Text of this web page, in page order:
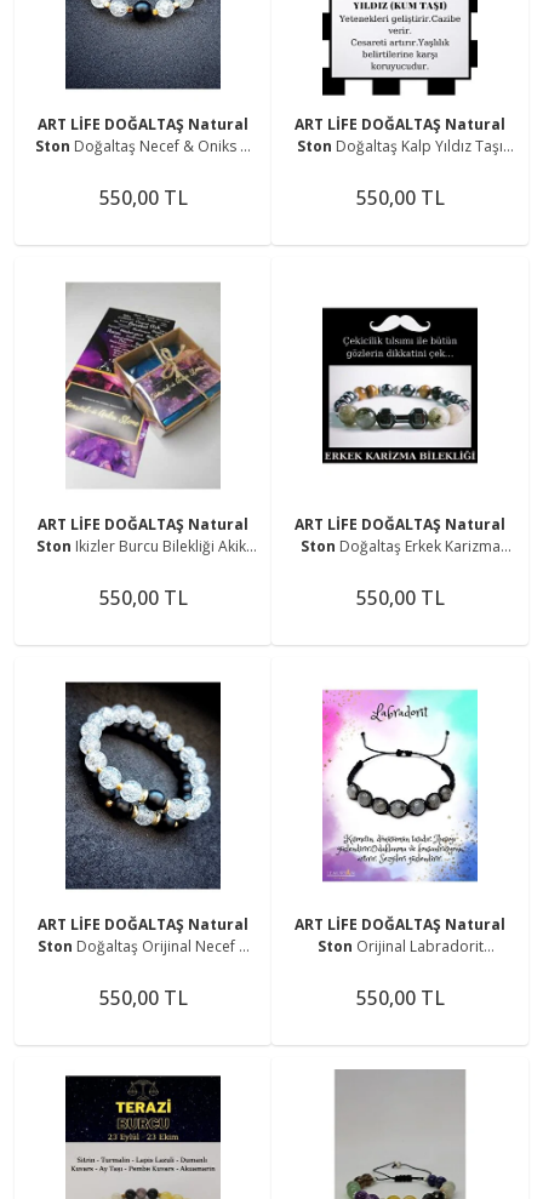
ART LİFE DOĞALTAŞ Natural
Ston Doğaltaş Necef & Oniks &
550,00 TL
ART LİFE DOĞALTAŞ Natural
Ston Doğaltaş Kalp Yıldız Taşı
550,00 TL
ART LİFE DOĞALTAŞ Natural
Ston Ikizler Burcu Bilekliği Akik,
Hematit, Oniks, Aytaşı
550,00 TL
ART LİFE DOĞALTAŞ Natural
Ston Doğaltaş Erkek Karizma
550,00 TL
ART LİFE DOĞALTAŞ Natural
Ston Doğaltaş Orijinal Necef &
550,00 TL
ART LİFE DOĞALTAŞ Natural
Ston Orijinal Labradorit
Bileklik
550,00 TL